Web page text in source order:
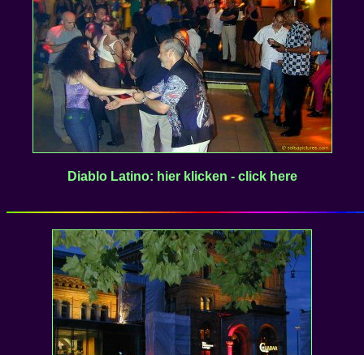
Diablo Latino: hier klicken - click here